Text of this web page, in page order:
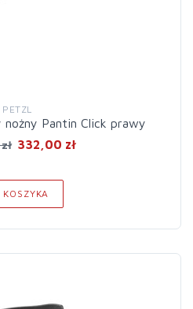
PETZL
Pantin Click prawy
332,00 zł
KOSZYKA